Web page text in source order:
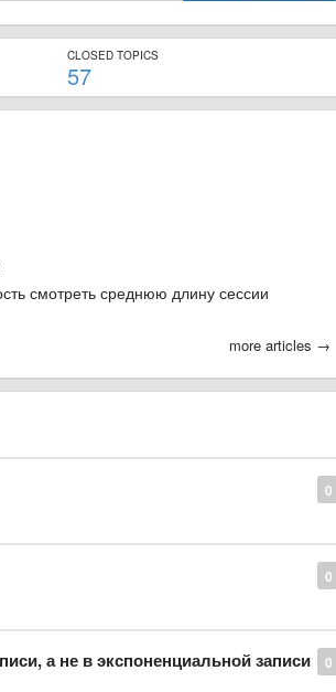
CLOSED TOPICS
57
смотреть среднюю длину сессии
more articles →
0
0
0
а не в экспоненциальной записи